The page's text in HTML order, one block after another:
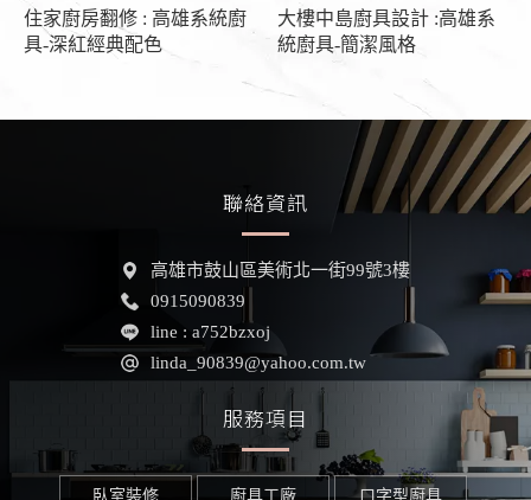
住家廚房翻修 : 高雄系統廚
具-深紅經典配色
大樓中島廚具設計 :高雄系
統廚具-簡潔風格
聯絡資訊
高雄市鼓山區美術北一街99號3樓
0915090839
line : a752bzxoj
linda_90839@yahoo.com.tw
服務項目
臥室裝修 廚具工廠 ㄇ字型廚具